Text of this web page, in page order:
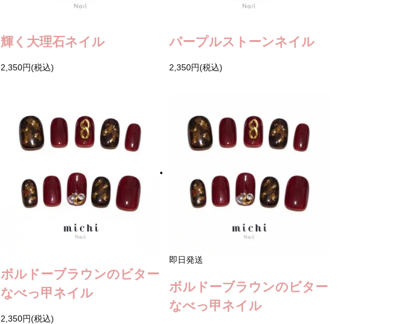
輝く大理石ネイル
2,350円(税込)
パープルストーンネイル
2,350円(税込)
ボルドーブラウンのビター
なべっ甲ネイル
2,350円(税込)
即日発送
ボルドーブラウンのビター
なべっ甲ネイル